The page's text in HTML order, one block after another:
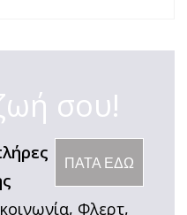
σου!
ΠΑΤΑ ΕΔΩ
Φλερτ,